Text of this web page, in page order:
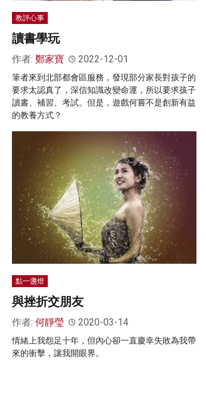
教評心事
讀書學玩
作者: 鄭家寶 2022-12-01
筆者來到北部都會區服務，發現部分家長對孩子的
要求太認真了，深信知識改變命運，所以要求孩子
讀書、補習、考試。但是，遊戲何嘗不是創新有益
的教養方式？
點一盞燈
與挫折交朋友
作者: 何靜瑩 2020-03-14
情緒上我怨足十年，但內心卻一直慶幸失敗為我帶
來的衝擊，讓我開眼界。